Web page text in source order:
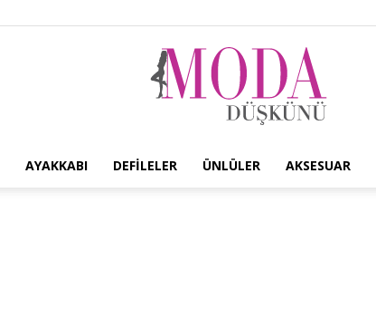
AYAKKABI DEFILELER ÜNLÜLER AKSESUAR